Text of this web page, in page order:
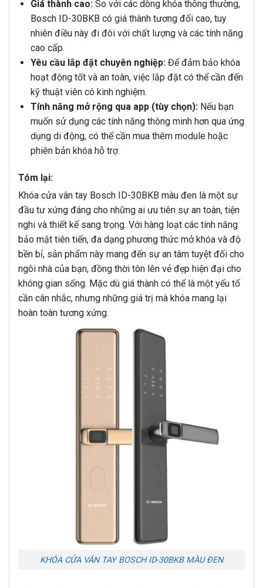
Giá thành cao:So với các dòng khóa thông thường,
Bosch ID-30BKB có giá thành tương đối cao, tuy
nhiên điều này đi đôi với chất lượng và các tính năng
cao cấp.
Yêu cầu lắp đặt chuyên nghiệp:Để đảm bảo khóa
hoạt động tốt và an toàn, việc lắp đặt có thể cần đến
kỹ thuật viên có kinh nghiệm.
Tính năng mở rộng qua app (tùy chọn):Nếu bạn
muốn sử dụng các tính năng thông minh hơn qua ứng
dụng di động, có thể cần mua thêm module hoặc
phiên bản khóa hỗ trợ.
Tóm lại:
Khóa cửa vân tay Bosch ID-30BKB màu đen là một sự
đầu tư xứng đáng cho những ai ưu tiên sự an toàn, tiện
nghi và thiết kế sang trọng. Với hàng loạt các tính năng
bảo mật tiên tiến, đa dạng phương thức mở khóa và độ
bền bỉ, sản phẩm này mang đến sự an tâm tuyệt đối cho
ngôi nhà của bạn, đồng thời tôn lên vẻ đẹp hiện đại cho
không gian sống. Mặc dù giá thành có thể là một yếu tố
cần cân nhắc, nhưng những giá trị mà khóa mang lại
hoàn toàn tương xứng.
KHÓA CỬA VÂN TAY BOSCH ID-30BKB MÀU ĐEN